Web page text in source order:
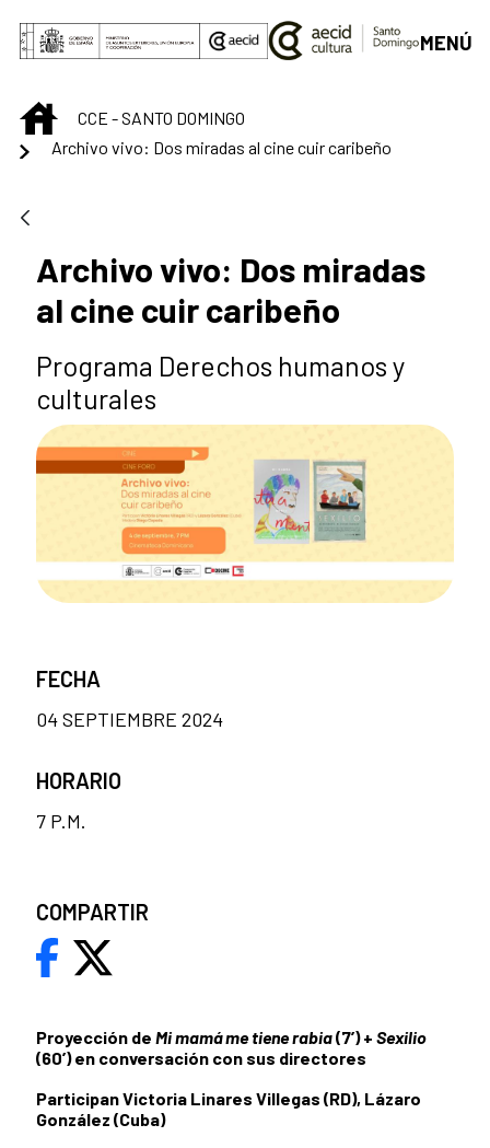
Saltar al contenido principal
MENÚ
INICIOCCE - SANTO DOMINGO
Archivo vivo: Dos miradas al cine cuir caribeño
Archivo vivo: Dos miradas
al cine cuir caribeño
Programa Derechos humanos y
culturales
Proyección de Mi mamá me tiene rabia(7’) + Sexilio
(60’) en conversación con sus directores
Participan Victoria Linares Villegas (RD), Lázaro
González (Cuba)
FECHA
04 SEPTIEMBRE 2024
HORARIO
7 P.M.
COMPARTIR